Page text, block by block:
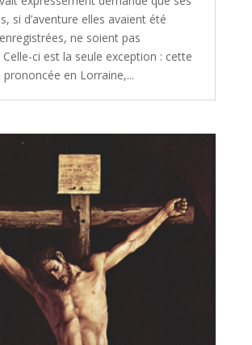
si d’aventure elles avaient été
ne soient pas
ci est la seule exception : cette
en Lorraine,...